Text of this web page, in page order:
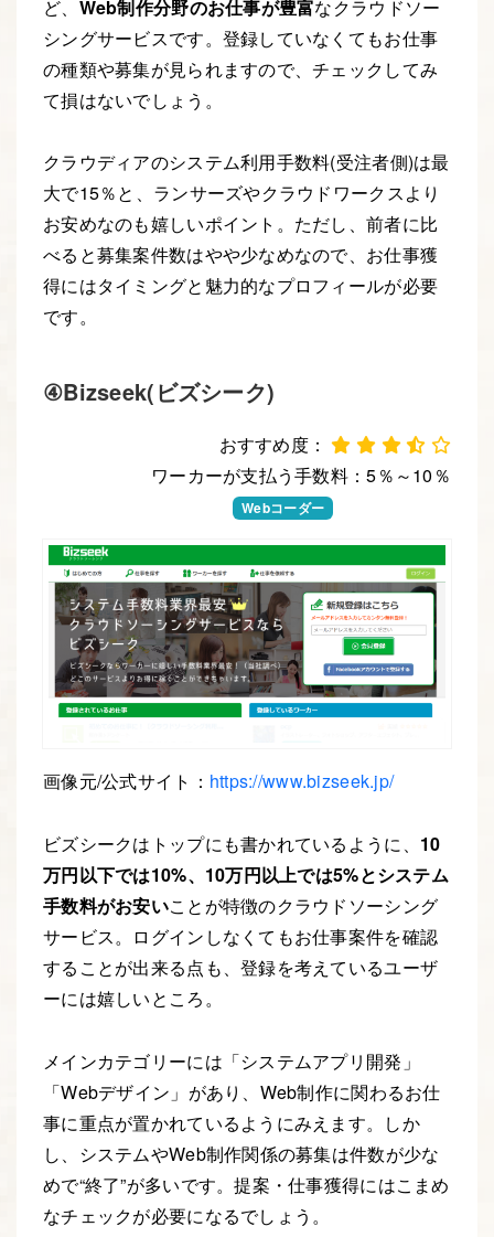
ど、 Web制作分野のお仕事が豊富なクラウドソー
シングサービスです。登録していなくてもお仕事
の種類や募集が見られますので、チェックしてみ
て損はないでしょう。
クラウディアのシステム利用手数料(受注者側)は最
大で15％と、ランサーズやクラウドワークスより
お安めなのも嬉しいポイント。ただし、前者に比
べると募集案件数はやや少なめなので、お仕事獲
得にはタイミングと魅力的なプロフィールが必要
です。
④Bizseek(ビズシーク)
おすすめ度：
ワーカーが支払う手数料：5％～10％
Webコーダー
画像元/公式サイト： https://www.bizseek.jp/
ビズシークはトップにも書かれているように、 10
万円以下では10%、10万円以上では5%とシステム
手数料がお安いことが特徴のクラウドソーシング
サービス。ログインしなくてもお仕事案件を確認
することが出来る点も、登録を考えているユーザ
ーには嬉しいところ。
メインカテゴリーには「システムアプリ開発」
「Webデザイン」があり、Web制作に関わるお仕
事に重点が置かれているようにみえます。しか
し、システムやWeb制作関係の募集は件数が少な
めで“終了”が多いです。提案・仕事獲得にはこまめ
なチェックが必要になるでしょう。